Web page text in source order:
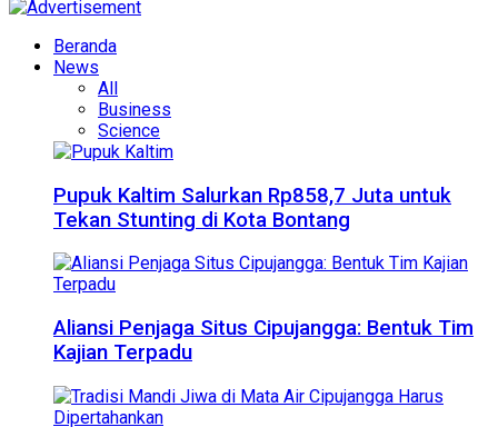
Beranda
News
All
Business
Science
Pupuk Kaltim Salurkan Rp858,7 Juta untuk
Tekan Stunting di Kota Bontang
Aliansi Penjaga Situs Cipujangga: Bentuk Tim
Kajian Terpadu